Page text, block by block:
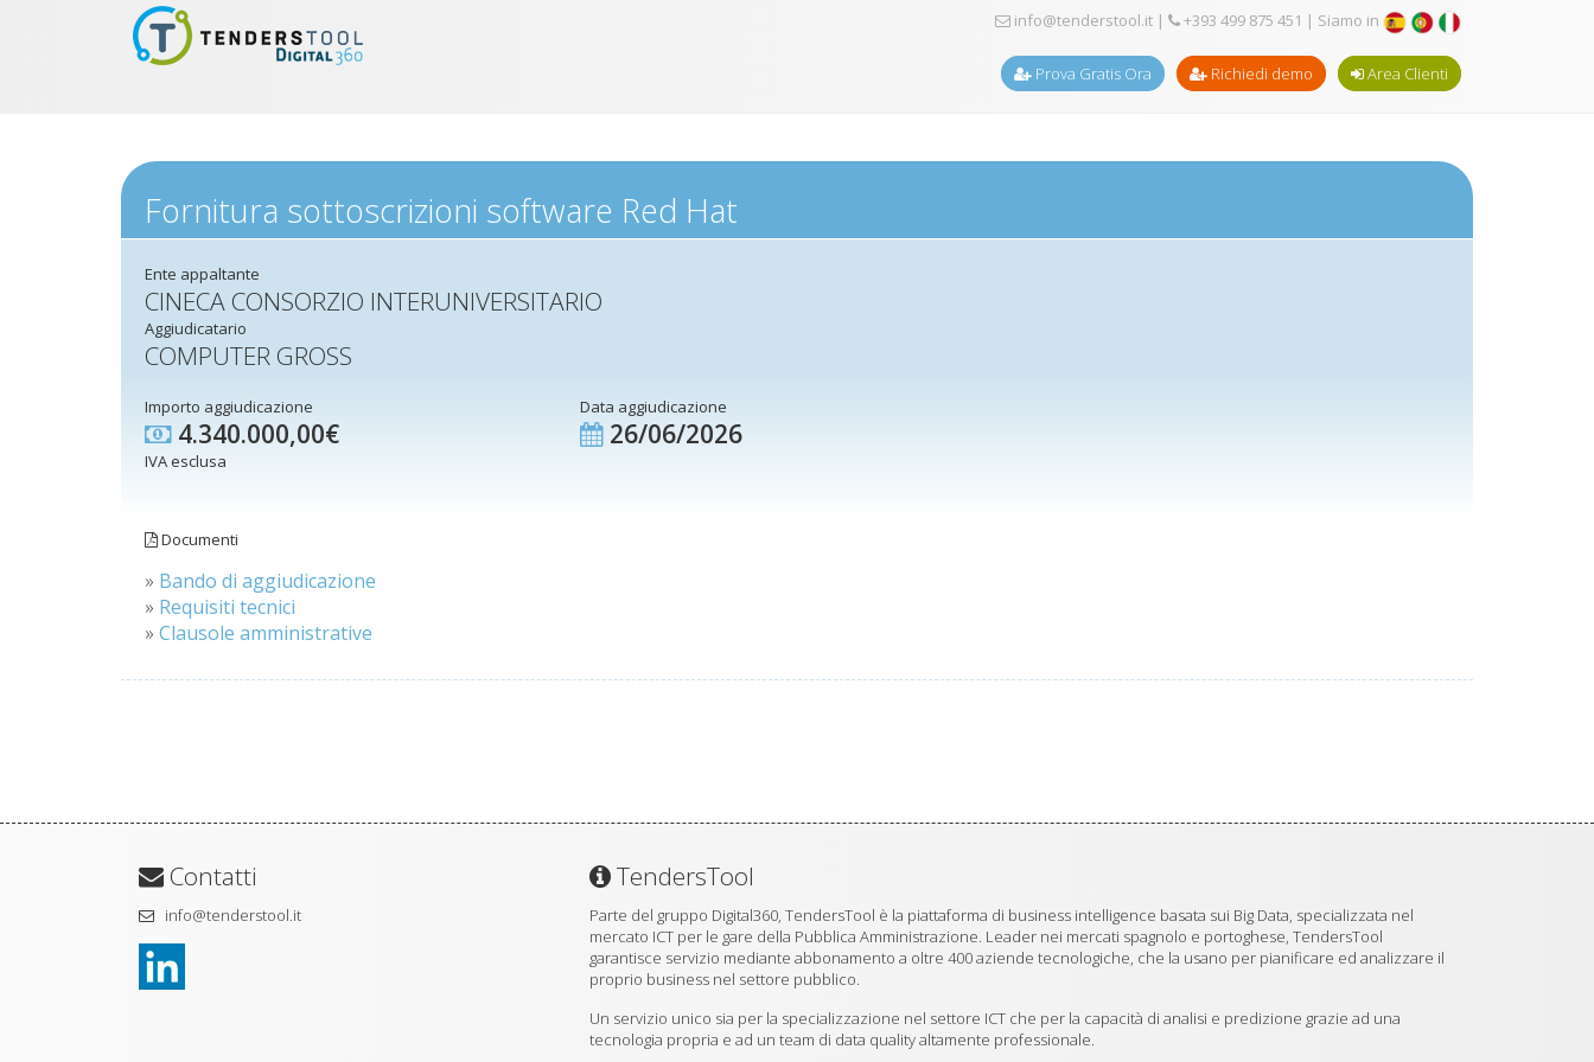
info@tenderstool.it | +393 499 875 451 | Siamo in
Prova Gratis Ora Richiedi demo Area Clienti
Fornitura sottoscrizioni software Red Hat
Ente appaltante
CINECA CONSORZIO INTERUNIVERSITARIO
Aggiudicatario
COMPUTER GROSS
Importo aggiudicazione
4.340.000,00€
IVA esclusa
Data aggiudicazione
26/06/2026
Documenti
» Bando di aggiudicazione
» Requisiti tecnici
» Clausole amministrative
Contatti
info@tenderstool.it
TendersTool
Parte del gruppo Digital360, TendersTool è la piattaforma di business intelligence basata sui Big Data, specializzata nel
mercato ICT per le gare della Pubblica Amministrazione. Leader nei mercati spagnolo e portoghese, TendersTool
garantisce servizio mediante abbonamento a oltre 400 aziende tecnologiche, che la usano per pianificare ed analizzare il
proprio business nel settore pubblico.
Un servizio unico sia per la specializzazione nel settore ICT che per la capacità di analisi e predizione grazie ad una
tecnologia propria e ad un team di data quality altamente professionale.